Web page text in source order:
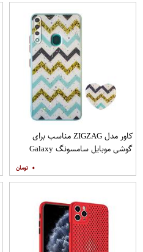
کاور مدل ZIGZAG مناسب برای
گوشی موبایل سامسونگ Galaxy
۰